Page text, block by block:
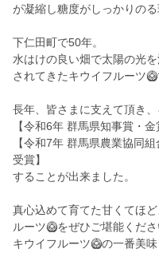
が凝縮し糖度がしっかりのる
下仁田町で50年。
水はけの良い畑で太陽の光
されてきたキウイフルーツ🥝
長年、皆さまに支えて頂き
【令和6年 群馬県知事賞・金
【令和7年 群馬県農業協同
受賞】
することが出来ました。
真心込めて育てた甘くてほ
ルーツ🥝をぜひご堪能くださ
キウイフルーツ🥝の一番美